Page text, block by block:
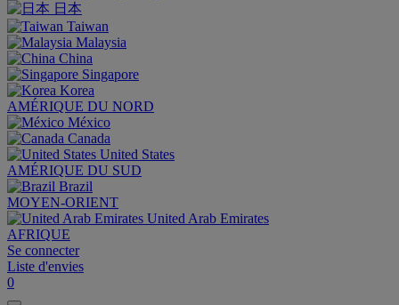
日本
Taiwan
Malaysia
China
Singapore
Korea
AMÉRIQUE DU NORD
México
Canada
United States
AMÉRIQUE DU SUD
Brazil
MOYEN-ORIENT
United Arab Emirates
AFRIQUE
Se connecter
Liste d'envies
0